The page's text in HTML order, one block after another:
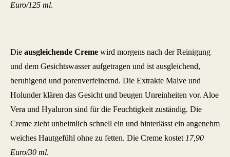
Euro/125 ml.
Die ausgleichende Creme wird morgens nach der Reinigung
und dem Gesichtswasser aufgetragen und ist ausgleichend,
beruhigend und porenverfeinernd. Die Extrakte Malve und
Holunder klären das Gesicht und beugen Unreinheiten vor. Aloe
Vera und Hyaluron sind für die Feuchtigkeit zuständig. Die
Creme zieht unheimlich schnell ein und hinterlässt ein angenehm
weiches Hautgefühl ohne zu fetten. Die Creme kostet 17,90
Euro/30 ml.